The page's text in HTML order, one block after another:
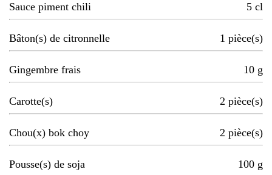
Sauce piment chili 5 cl
Bâton(s) de citronnelle 1 pièce(s)
Gingembre frais 10 g
Carotte(s) 2 pièce(s)
Chou(x) bok choy 2 pièce(s)
Pousse(s) de soja 100 g